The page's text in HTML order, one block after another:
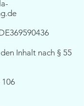
Inhalt nach § 55